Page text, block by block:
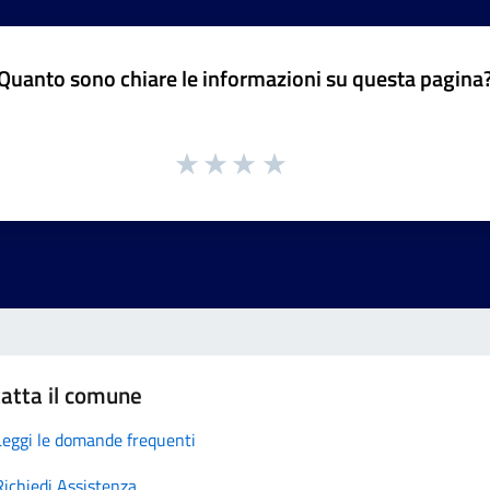
sono chiare le informazioni su questa
il comune
le domande frequenti